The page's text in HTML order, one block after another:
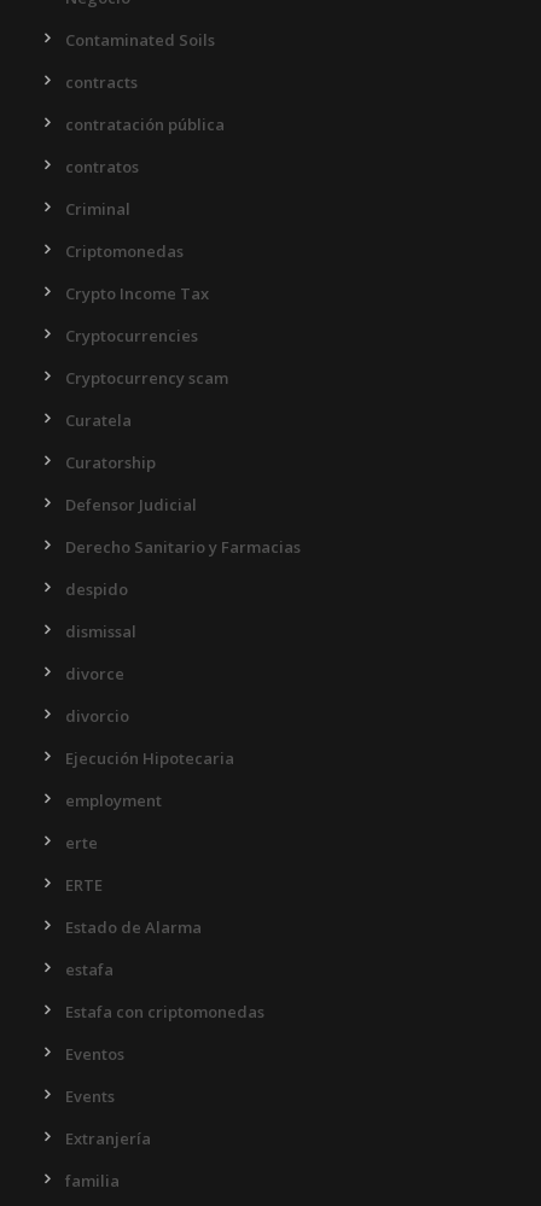
Contaminated Soils
contracts
contratación pública
contratos
Criminal
Criptomonedas
Crypto Income Tax
Cryptocurrencies
Cryptocurrency scam
Curatela
Curatorship
Defensor Judicial
Derecho Sanitario y Farmacias
despido
dismissal
divorce
divorcio
Ejecución Hipotecaria
employment
erte
ERTE
Estado de Alarma
estafa
Estafa con criptomonedas
Eventos
Events
Extranjería
familia